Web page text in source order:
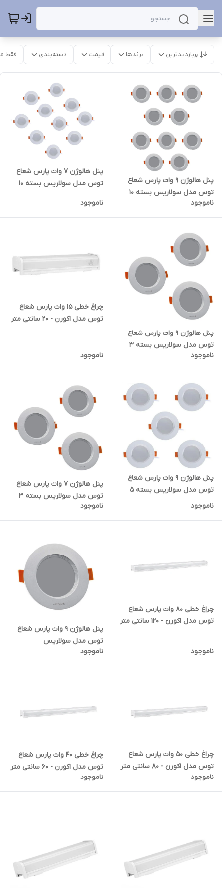
پربازدیدترین برندها قیمت دسته‌بندی فقط
پنل هالوژن 9 وات پارس شعاع
توس مدل سولاریس بسته 10
عددی
ناموجود
پنل هالوژن 7 وات پارس شعاع
توس مدل سولاریس بسته 10
ناموجود
پنل هالوژن 9 وات پارس شعاع
توس مدل سولاریس بسته 3
عددی
ناموجود
چراغ خطی 15 وات پارس شعاع
توس مدل اکورن - 20 سانتی متر
ناموجود
پنل هالوژن 9 وات پارس شعاع
توس مدل سولاریس بسته 5
عددی
ناموجود
پنل هالوژن 7 وات پارس شعاع
توس مدل سولاریس بسته 3
عددی
ناموجود
چراغ خطی 80 وات پارس شعاع
توس مدل اکورن - 120 سانتی متر
ناموجود
پنل هالوژن 9 وات پارس شعاع
توس مدل سولاریس
ناموجود
چراغ خطی 50 وات پارس شعاع
توس مدل اکورن - 80 سانتی متر
ناموجود
چراغ خطی 40 وات پارس شعاع
توس مدل اکورن - 60 سانتی متر
ناموجود